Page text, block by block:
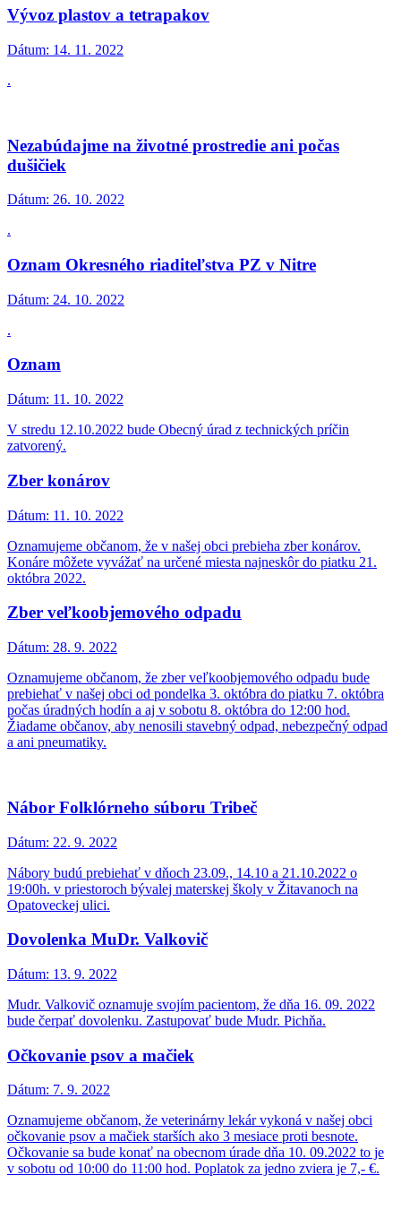
Vývoz plastov a tetrapakov
Dátum: 14. 11. 2022
.
Nezabúdajme na životné prostredie ani počas
dušičiek
Dátum: 26. 10. 2022
.
Oznam Okresného riaditeľstva PZ v Nitre
Dátum: 24. 10. 2022
.
Oznam
Dátum: 11. 10. 2022
V stredu 12.10.2022 bude Obecný úrad z technických príčin
zatvorený.
Zber konárov
Dátum: 11. 10. 2022
Oznamujeme občanom, že v našej obci prebieha zber konárov.
Konáre môžete vyvážať na určené miesta najneskôr do piatku 21.
októbra 2022.
Zber veľkoobjemového odpadu
Dátum: 28. 9. 2022
Oznamujeme občanom, že zber veľkoobjemového odpadu bude
prebiehať v našej obci od pondelka 3. októbra do piatku 7. októbra
počas úradných hodín a aj v sobotu 8. októbra do 12:00 hod.
Žiadame občanov, aby nenosili stavebný odpad, nebezpečný odpad
a ani pneumatiky.
Nábor Folklórneho súboru Tribeč
Dátum: 22. 9. 2022
Nábory budú prebiehať v dňoch 23.09., 14.10 a 21.10.2022 o
19:00h. v priestoroch bývalej materskej školy v Žitavanoch na
Opatoveckej ulici.
Dovolenka MuDr. Valkovič
Dátum: 13. 9. 2022
Mudr. Valkovič oznamuje svojím pacientom, že dňa 16. 09. 2022
bude čerpať dovolenku. Zastupovať bude Mudr. Pichňa.
Očkovanie psov a mačiek
Dátum: 7. 9. 2022
Oznamujeme občanom, že veterinárny lekár vykoná v našej obci
očkovanie psov a mačiek starších ako 3 mesiace proti besnote.
Očkovanie sa bude konať na obecnom úrade dňa 10. 09.2022 to je
v sobotu od 10:00 do 11:00 hod. Poplatok za jedno zviera je 7,- €.